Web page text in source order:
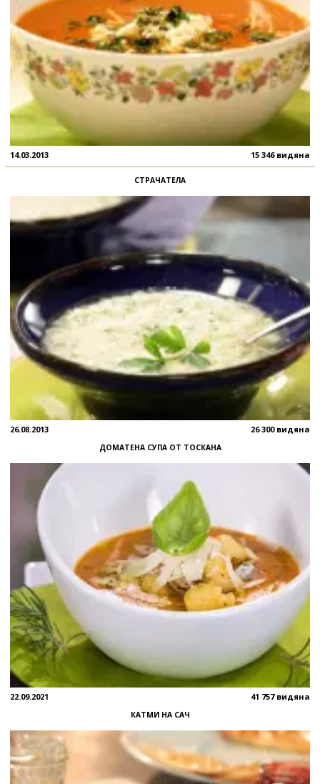
14.03.2013 15 346 видяна
СТРАЧАТЕЛА
26.08.2013 26 300 видяна
ДОМАТЕНА СУПА ОТ ТОСКАНА
22.09.2021 41 757 видяна
КАТМИ НА САЧ